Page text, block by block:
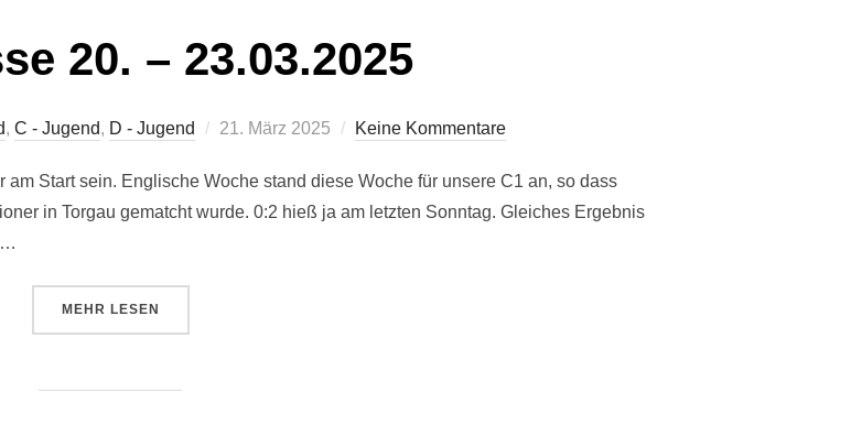
20. – 23.03.2025
, C - Jugend, D - Jugend
Veröffentlicht
21. März 2025 Keine Kommentare
Start sein. Englische Woche stand diese Woche für unsere C1 an, so dass
in Torgau gematcht wurde. 0:2 hieß ja am letzten Sonntag. Gleiches Ergebnis
…
MEHR ÜBER „ERGEBNISSE 20. – 23.03.2025“
LESEN